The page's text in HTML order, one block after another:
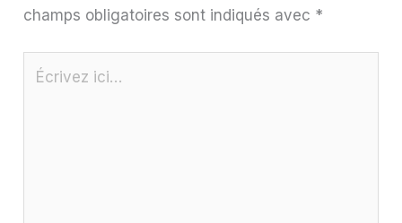
champs obligatoires sont indiqués avec *
Écrivez